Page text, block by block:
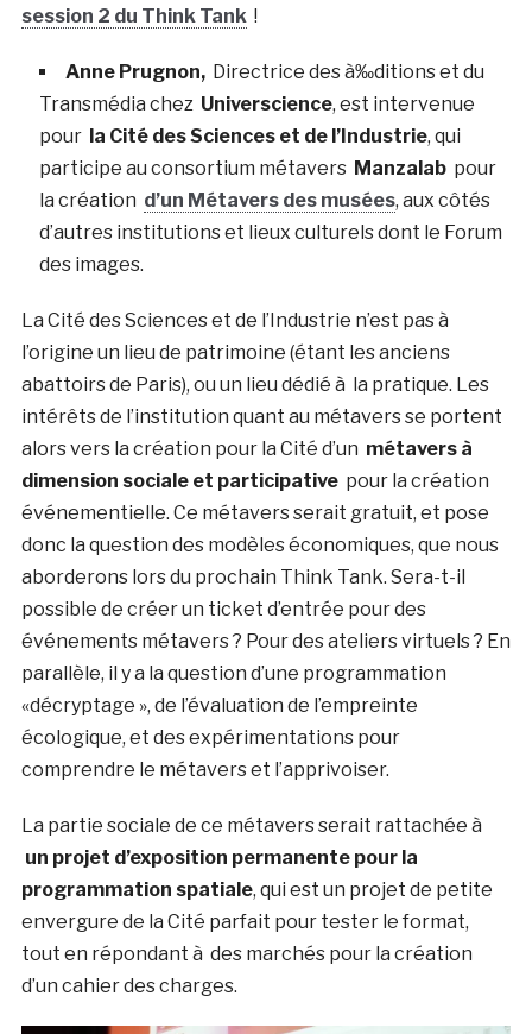
session 2 du Think Tank !
Anne Prugnon, Directrice des à‰ditions et du
Transmédia chez Universcience, est intervenue
pour la Cité des Sciences et de l’Industrie, qui
participe au consortium métavers Manzalab pour
la création d’un Métavers des musées, aux côtés
d’autres institutions et lieux culturels dont le Forum
des images.
La Cité des Sciences et de l’Industrie n’est pas à
l’origine un lieu de patrimoine (étant les anciens
abattoirs de Paris), ou un lieu dédié à la pratique. Les
intérêts de l’institution quant au métavers se portent
alors vers la création pour la Cité d’un métavers à
dimension sociale et participativepour la création
événementielle. Ce métavers serait gratuit, et pose
donc la question des modèles économiques, que nous
aborderons lors du prochain Think Tank. Sera-t-il
possible de créer un ticket d’entrée pour des
événements métavers ? Pour des ateliers virtuels ? En
parallèle, il y a la question d’une programmation
«décryptage », de l’évaluation de l’empreinte
écologique, et des expérimentations pour
comprendre le métavers et l’apprivoiser.
La partie sociale de ce métavers serait rattachée à
un projet d’exposition permanente pour la
programmation spatiale, qui est un projet de petite
envergure de la Cité parfait pour tester le format,
tout en répondant à des marchés pour la création
d’un cahier des charges.